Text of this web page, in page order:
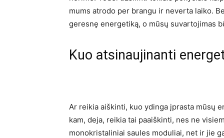
mums atrodo per brangu ir neverta laiko.
geresnę energetiką, o mūsų suvartojimas
Kuo atsinaujinanti
Ar reikia aiškinti, kuo ydinga įprasta mūsų
kam, deja, reikia tai paaiškinti, nes ne
monokristaliniai saules moduliai, net ir jie